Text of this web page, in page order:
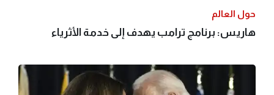
حول العالم
هاريس: برنامج ترامب يهدف إلى خدمة الأثرياء